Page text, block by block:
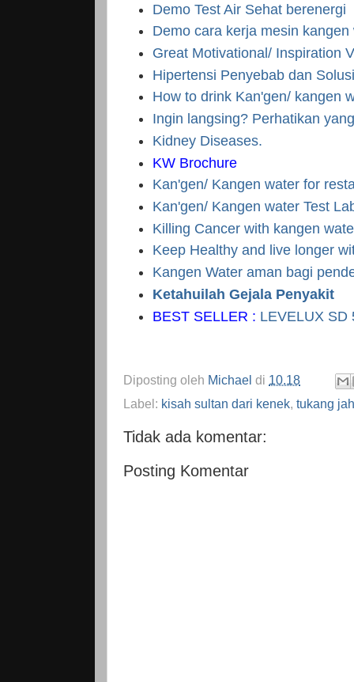
Demo Test Air Sehat berenergi
Demo cara kerja mesin kangen
Great Motivational/ Inspiration
Hipertensi Penyebab dan
How to drink Kan'gen/ kangen
Ingin langsing? Perhatikan
Kidney Diseases.
KW Brochure
Kan'gen/ Kangen water for
Kan'gen/ Kangen water Test
Killing Cancer with kangen
Keep Healthy and live longer
Kangen Water aman bagi
Ketahuilah Gejala Penyakit
BEST SELLER : LEVELUX SD
Diposting oleh Michael di 10.18
Label: kisah sultan dari kenek, tukang
Tidak ada komentar:
Posting Komentar